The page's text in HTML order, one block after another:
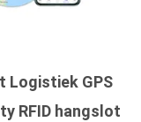
Logistiek GPS
RFID hangslot